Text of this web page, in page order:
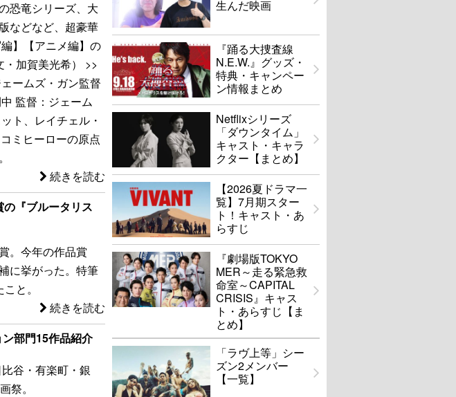
恐竜シリーズ、大
などなど、超豪華
】【アニメ編】の
加賀美光希） >>
ームズ・ガン監督
監督：ジェーム
ト、レイチェル・
ミヒーローの原点
続きを読む
『ブルータリス
。今年の作品賞
に挙がった。特筆
と。
続きを読む
部門15作品紹介
谷・有楽町・銀
祭。
生んだ映画
『踊る大捜査線
N.E.W.』グッズ・
特典・キャンペー
ン情報まとめ
Netflixシリーズ
「ダウンタイム」
キャスト・キャラ
クター【まとめ】
【2026夏ドラマ一
覧】7月期スター
ト！キャスト・あ
らすじ
『劇場版TOKYO
MER～走る緊急救
命室～CAPITAL
CRISIS』キャス
ト・あらすじ【ま
とめ】
「ラヴ上等」シー
ズン2メンバー
【一覧】